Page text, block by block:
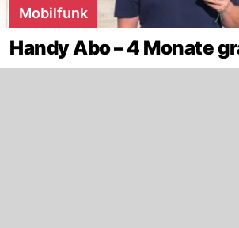
Mobilfunk
Handy Abo – 4 Monate